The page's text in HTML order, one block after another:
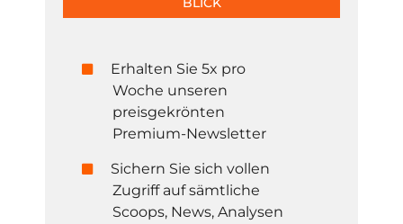
Erhalten Sie 5x pro
Woche unseren
preisgekrönten
Premium-Newsletter
Sichern Sie sich vollen
Zugriff auf sämtliche
Scoops, News, Analysen